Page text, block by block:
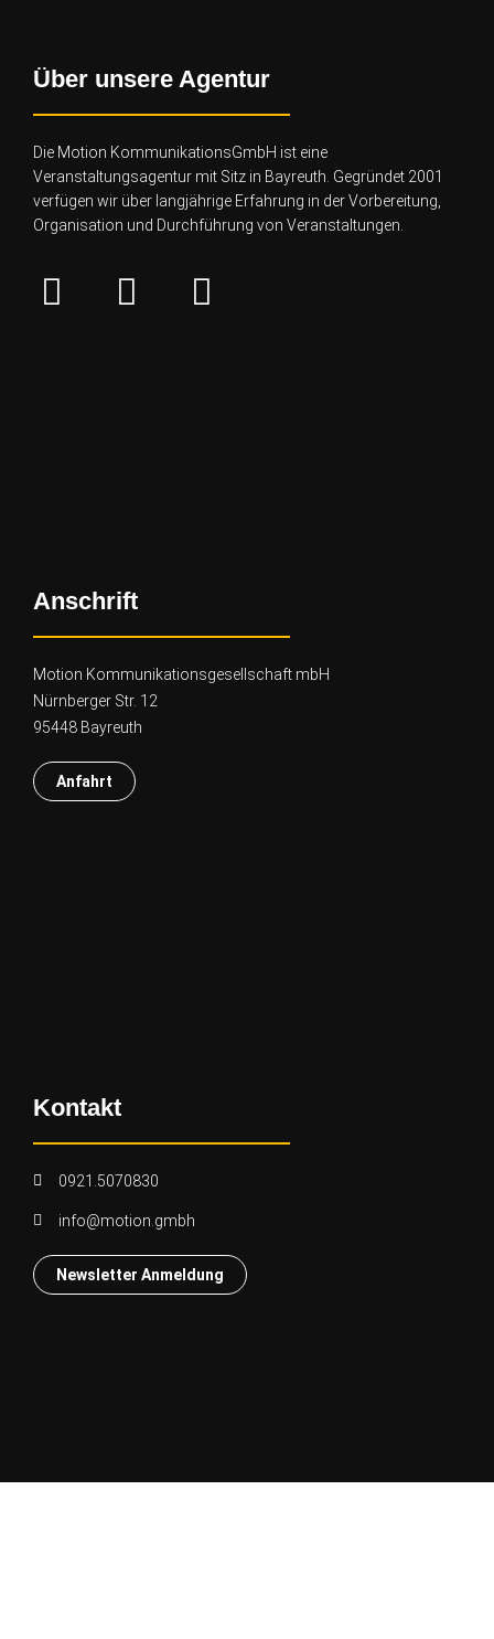
Über unsere Agentur
Die Motion KommunikationsGmbH ist eine
Veranstaltungsagentur mit Sitz in Bayreuth. Gegründet 2001
verfügen wir über langjährige Erfahrung in der Vorbereitung,
Organisation und Durchführung von Veranstaltungen.
Anschrift
Motion Kommunikationsgesellschaft mbH
Nürnberger Str. 12
95448 Bayreuth
Anfahrt
Kontakt
0921.5070830
info@motion.gmbh
Newsletter Anmeldung